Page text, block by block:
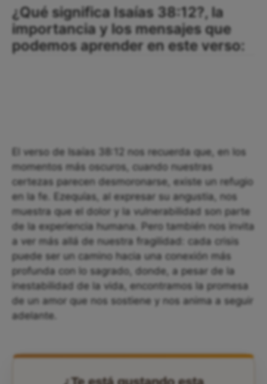
¿Qué significa Isaías 38:12?, la
importancia y los mensajes que
podemos aprender en este verso:
El verso de Isaías 38:12 nos recuerda que, en los
momentos más oscuros, cuando nuestras
certezas parecen desmoronarse, existe un refugio
en la fe. Ezequías, al expresar su angustia, nos
muestra que el dolor y la vulnerabilidad son parte
de la experiencia humana. Pero también nos invita
a ver más allá de nuestra fragilidad: cada crisis
puede ser un camino hacia una conexión más
profunda con lo sagrado, donde, a pesar de la
inestabilidad de la vida, encontramos la promesa
de un amor que nos sostiene y nos anima a seguir
adelante.